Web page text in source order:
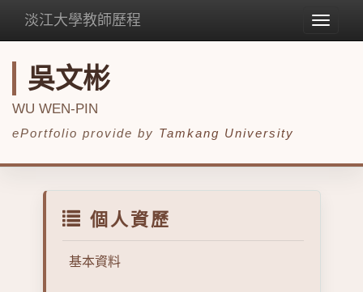
Toggle
淡江大學教師歷程
吳文彬
WU WEN-PIN
ePortfolio provide by Tamkang University
個人資歷
基本資料